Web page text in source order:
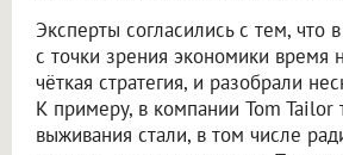
Эксперты согласились с тем, что
с точки зрения экономики время
чёткая стратегия, и разобрали
К примеру, в компании Tom Tailor
выживания стали, в том числе